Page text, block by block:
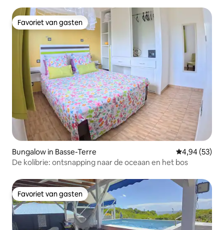
Favoriet van gasten
Favoriet van gasten
Bungalow in Basse-Terre Gemiddelde
4,94 (53)
De kolibrie: ontsnapping naar de oceaan en het bos
Favoriet van gasten
Favoriet van gasten